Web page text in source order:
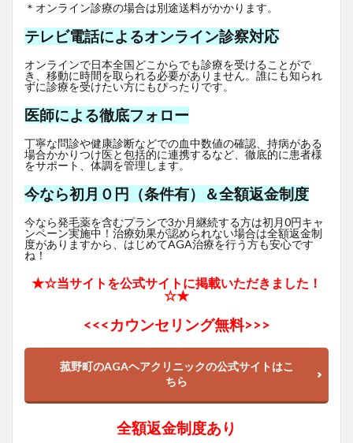
＊オンライン診療の場合は別途送料がかかります。
テレビ電話によるオンライン診察対応
オンラインで日本全国どこからでも診療を受けることがで
き、移動に時間を取られる必要がありません。誰にも知られ
ずに診療を受けたい方にもぴったりです。
医師による徹底フォロー
丁寧な問診や健康診断などでの血中数値の確認、持病がある
場合かかりつけ医と包括的に連携するなど、徹底的に患者様
をサポート、体調を管理します。
今なら初月０円（条件有）＆全額返金制度
今なら発毛薬を含むプランで3か月継続する方は初月0円キャ
ンペーン実施中！治療効果が認められない場合は全額返金制
度がありますから、はじめてAGA治療を行う方も安心です
ね！
★☆当サイトを公式サイトに掲載いただきました！
☆★
<<<カウンセリング無料>>>
菰野町のAGAヘアクリニックの公式サイトはこ
ちら
全額返金制度あり